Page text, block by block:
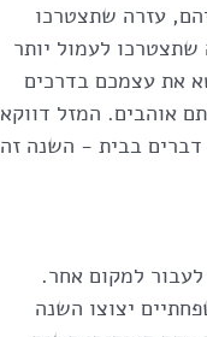
עזרה שתצטרכו
לעמול יותר
את עצמכם בדרכים
אוהבים. המזל דווקא
בבית - השנה זה
למקום אחר.
יצוצו השנה